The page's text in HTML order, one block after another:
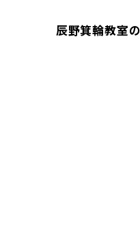
辰野箕輪教室